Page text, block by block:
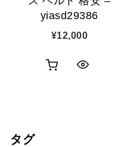
yiasd29386
¥12,000
タグ